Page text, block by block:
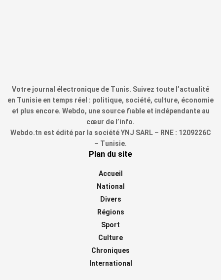
Votre journal électronique de Tunis. Suivez toute l’actualité
en Tunisie en temps réel : politique, société, culture, économie
et plus encore. Webdo, une source fiable et indépendante au
cœur de l’info.
Webdo.tn est édité par la société YNJ SARL – RNE : 1209226C
– Tunisie.
Plan du site
Accueil
National
Divers
Régions
Sport
Culture
Chroniques
International